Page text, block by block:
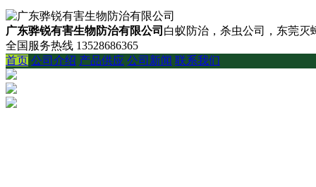
广东骅锐有害生物防治有限公司 白蚁防治，杀虫公司，东莞灭
全国服务热线 13528686365
首页 公司介绍 产品供应 公司新闻 联系我们